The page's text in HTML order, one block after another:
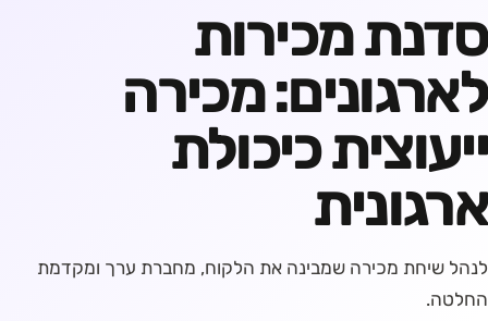
סדנת מכירות
לארגונים: מכירה
ייעוצית כיכולת
ארגונית
לנהל שיחת מכירה שמבינה את הלקוח, מחברת ערך ומקדמת
החלטה.